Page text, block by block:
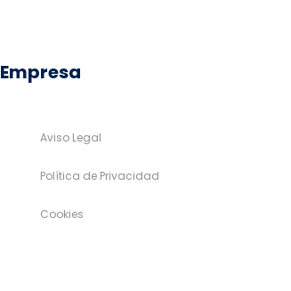
Empresa
Aviso Legal
Política de Privacidad
Cookies